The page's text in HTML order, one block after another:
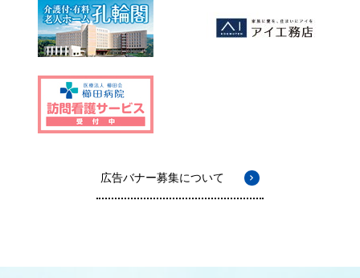
広告バナー募集について